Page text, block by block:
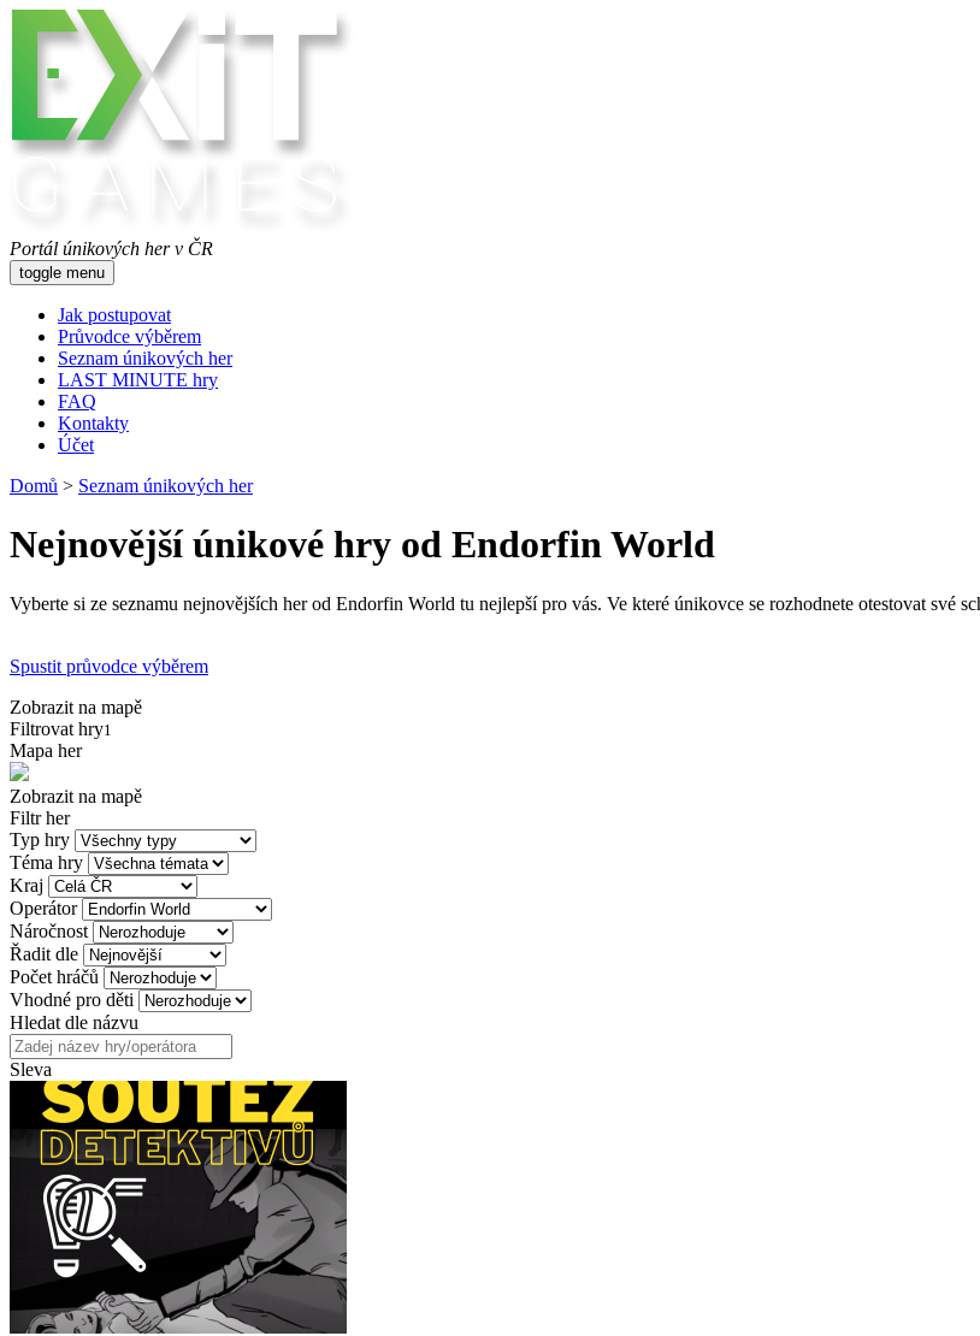
Portál únikových her v ČR
toggle menu
Jak postupovat
Průvodce výběrem
Seznam únikových her
LAST MINUTE hry
FAQ
Kontakty
Účet
Domů > Seznam únikových her
Nejnovější únikové hry od Endorfin World
Vyberte si ze seznamu nejnovějších her od Endorfin World tu nejlepší pro vás. Ve které únikovce se rozhodnete otestovat své
Spustit průvodce výběrem
Zobrazit na mapě
Filtrovat hry1
Mapa her
Zobrazit na mapě
Filtr her
Typ hry
Téma hry
Kraj
Operátor
Náročnost
Řadit dle
Počet hráčů
Vhodné pro děti
Hledat dle názvu
Sleva